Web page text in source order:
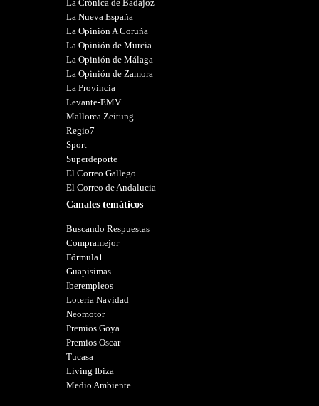
La Crónica de Badajoz
La Nueva España
La Opinión A Coruña
La Opinión de Murcia
La Opinión de Málaga
La Opinión de Zamora
La Provincia
Levante-EMV
Mallorca Zeitung
Regio7
Sport
Superdeporte
El Correo Gallego
El Correo de Andalucia
Canales temáticos
Buscando Respuestas
Compramejor
Fórmula1
Guapisimas
Iberempleos
Loteria Navidad
Neomotor
Premios Goya
Premios Oscar
Tucasa
Living Ibiza
Medio Ambiente